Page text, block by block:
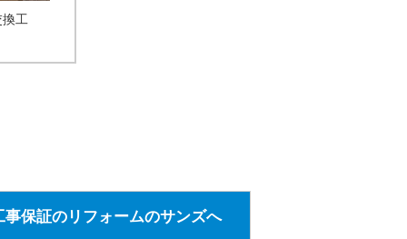
工
保証のリフォームのサンズへ